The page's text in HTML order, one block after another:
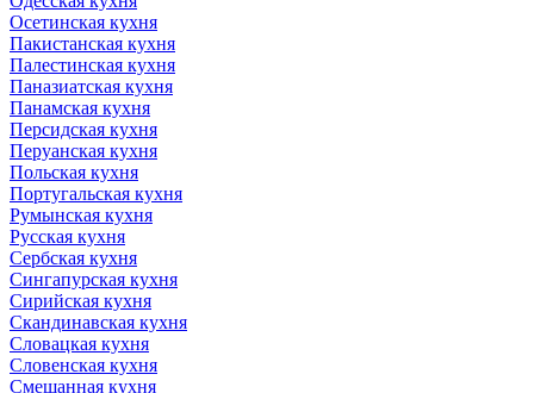
Осетинская кухня
Пакистанская кухня
Палестинская кухня
Паназиатская кухня
Панамская кухня
Персидская кухня
Перуанская кухня
Польская кухня
Португальская кухня
Румынская кухня
Русская кухня
Сербская кухня
Сингапурская кухня
Сирийская кухня
Скандинавская кухня
Словацкая кухня
Словенская кухня
Смешанная кухня